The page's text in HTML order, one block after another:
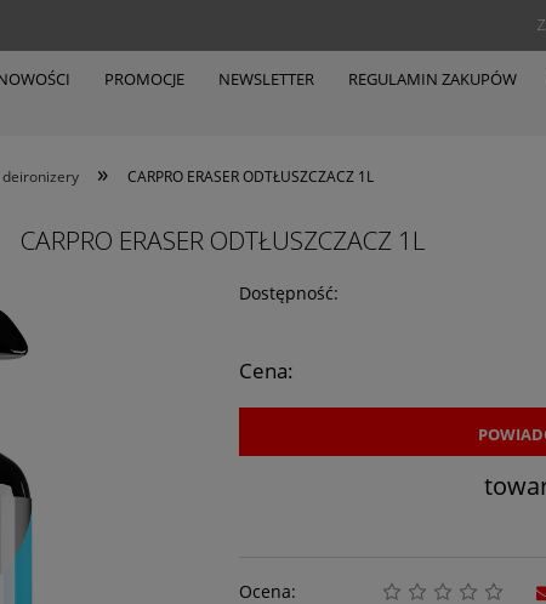
PROMOCJE NEWSLETTER REGULAMIN ZAKUPÓW
deironizery » CARPRO ERASER ODTŁUSZCZACZ 1L
CARPRO ERASER ODTŁUSZCZACZ 1L
Dostępność:
Cena:
Ocena: